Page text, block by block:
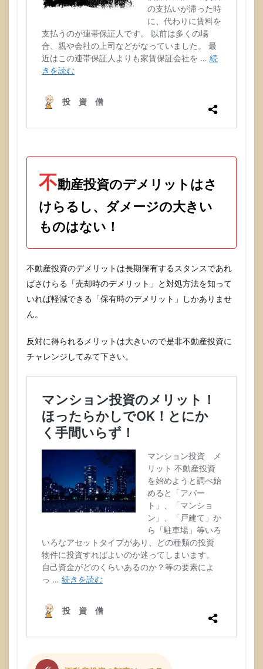
不動産投資のデメリットはさ
けらるし、ダメージの大きい
ものはない！
不動産投資のデメリットは長期保有するスタンスであれ
ばさけらる「売却時のデメリット」と対処方法を知って
いれば軽減できる「保有時のデメリット」しかありませ
ん。
反対に得られるメリットは大きいので是非不動産投資に
チャレンジしてみて下さい。